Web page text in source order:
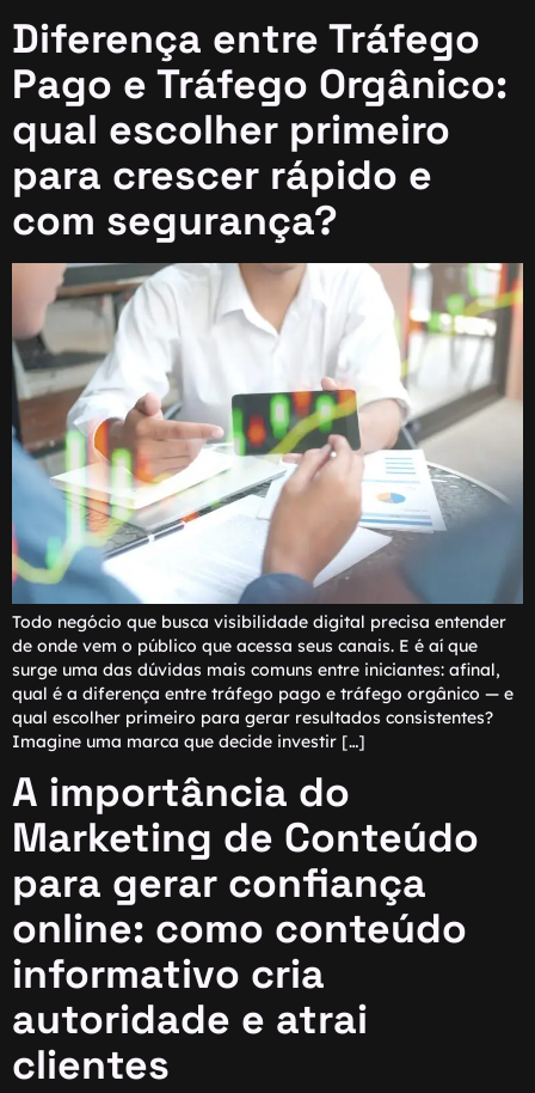
Diferença entre Tráfego
Pago e Tráfego Orgânico:
qual escolher primeiro
para crescer rápido e
com segurança?
Todo negócio que busca visibilidade digital precisa entender
de onde vem o público que acessa seus canais. E é aí que
surge uma das dúvidas mais comuns entre iniciantes: afinal,
qual é a diferença entre tráfego pago e tráfego orgânico — e
qual escolher primeiro para gerar resultados consistentes?
Imagine uma marca que decide investir […]
A importância do
Marketing de Conteúdo
para gerar confiança
online: como conteúdo
informativo cria
autoridade e atrai
clientes